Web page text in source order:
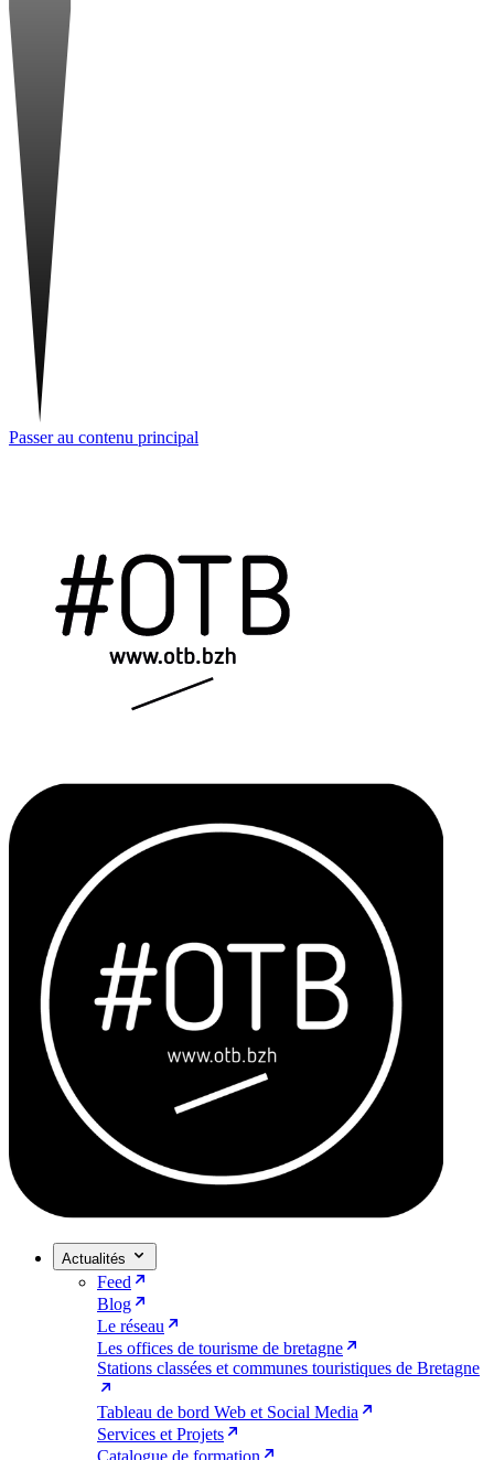
Passer au contenu principal
Actualités
Feed
Blog
Le réseau
Les offices de tourisme de bretagne
Stations classées et communes touristiques de Bretagne
Tableau de bord Web et Social Media
Services et Projets
Catalogue de formation